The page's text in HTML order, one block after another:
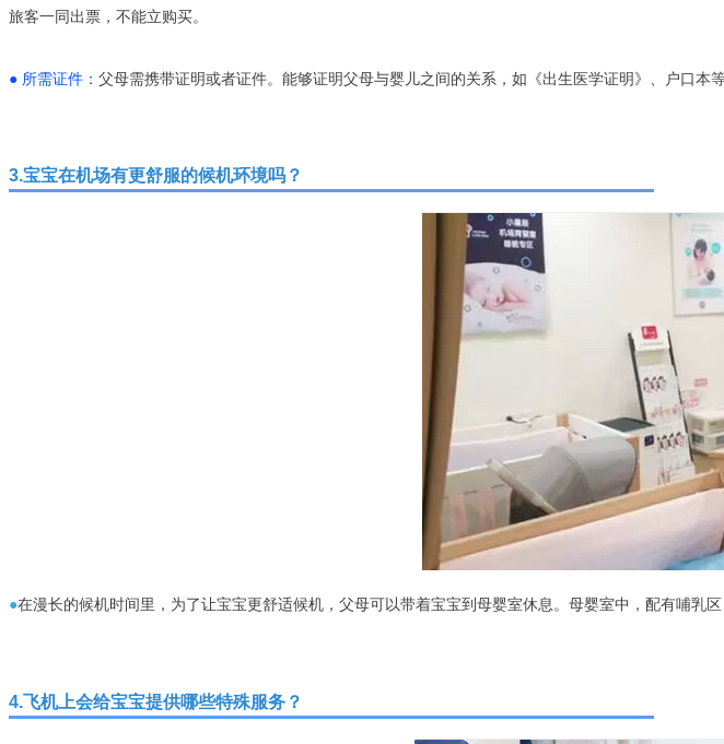
旅客一同出票，不能立购买。
● 所需证件： 父母需携带证明或者证件。能够证明父母与婴儿之间的关系，如《出生医学证明》、户口本等
3.宝宝在机场有更舒服的候机环境吗？
●在漫长的候机时间里，为了让宝宝更舒适候机，父母可以带着宝宝到母婴室休息。母婴室中，配有哺乳
4.飞机上会给宝宝提供哪些特殊服务？